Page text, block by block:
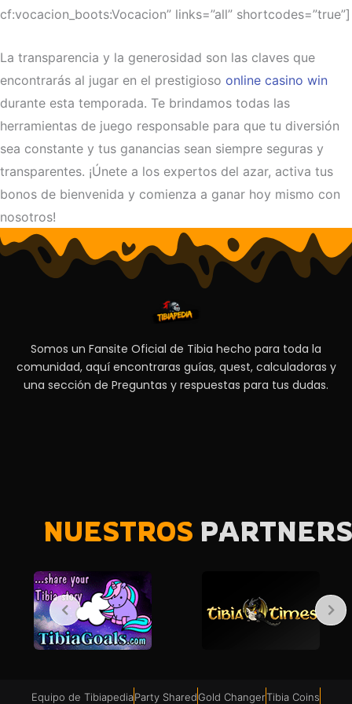
cf:vocacion_boots:Vocacion” links=”all” shortcodes=”true”]
La transparencia y la generosidad son las claves que
encontrarás al jugar en el prestigioso online casino win
durante esta temporada. Te brindamos todas las
herramientas de juego responsable para que tu diversión
sea constante y tus ganancias sean siempre seguras y
transparentes. ¡Únete a los expertos del azar, activa tus
bonos de bienvenida y comienza a ganar hoy mismo con
nosotros!
Somos un Fansite Oficial de Tibia hecho para toda la
comunidad, aquí encontraras guías, quest, calculadoras y
una sección de Preguntas y respuestas para tus dudas.
NUESTROS PARTNERS
Equipo de TibiapediaParty SharedGold ChangerTibia Coins